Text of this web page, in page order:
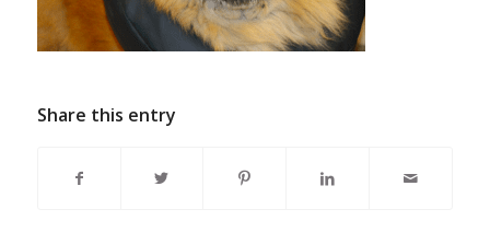
Share this entry